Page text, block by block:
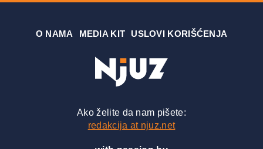
О NAMA MEDIA KIT USLOVI KORIŠĆENJA
Ako želite da nam pišete:
redakcija at njuz.net